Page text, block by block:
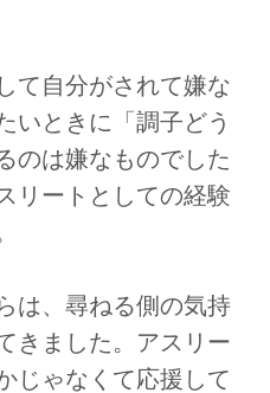
て自分がされて嫌な
いときに「調子どう
のは嫌なものでした
リートとしての経験
は、尋ねる側の気持
きました。アスリー
じゃなくて応援して